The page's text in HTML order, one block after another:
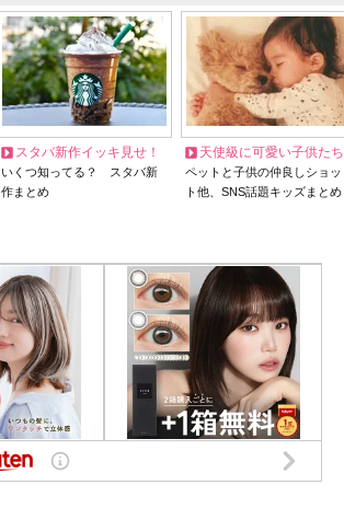
スタバ新作イッキ見せ！
いくつ知ってる？ スタバ新
作まとめ
天使級に可愛い子供たち
ペットと子供の仲良しショッ
ト他、SNS話題キッズまとめ